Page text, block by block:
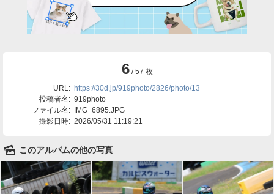
6 / 57 枚
URL: https://30d.jp/919photo/2826/photo/13
投稿者名: 919photo
ファイル名: IMG_6895.JPG
撮影日時: 2026/05/31 11:19:21
🌄 このアルバムの他の写真